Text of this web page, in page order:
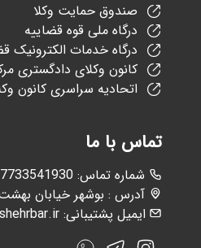
صندوق حمایت وکلا
درگاه ملی قوه قضاییه
درگاه خدمات الکترونیک
کانون وکلای دادگستری
اتحادیه سراسری کانون
تماس با ما
آدرس : بوشهر خیابان
ایمیل پشتیبانی: